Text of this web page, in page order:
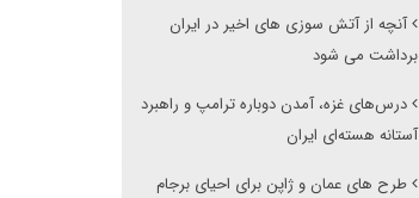
آنچه از آتش سوزی های اخیر در ایران
برداشت می شود
درس‌های غزه، آمدن دوباره ترامپ و راهبرد
آستانه هسته‌ای ایران
طرح های عمان و ژاپن برای احیای برجام